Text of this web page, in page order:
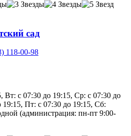
сад
118-00-98
Вт: с 07:30 до 19:15, Ср: с 07:30 до
19:15, Пт: с 07:30 до 19:15, Сб:
(администрация: пн-пт 9:00-